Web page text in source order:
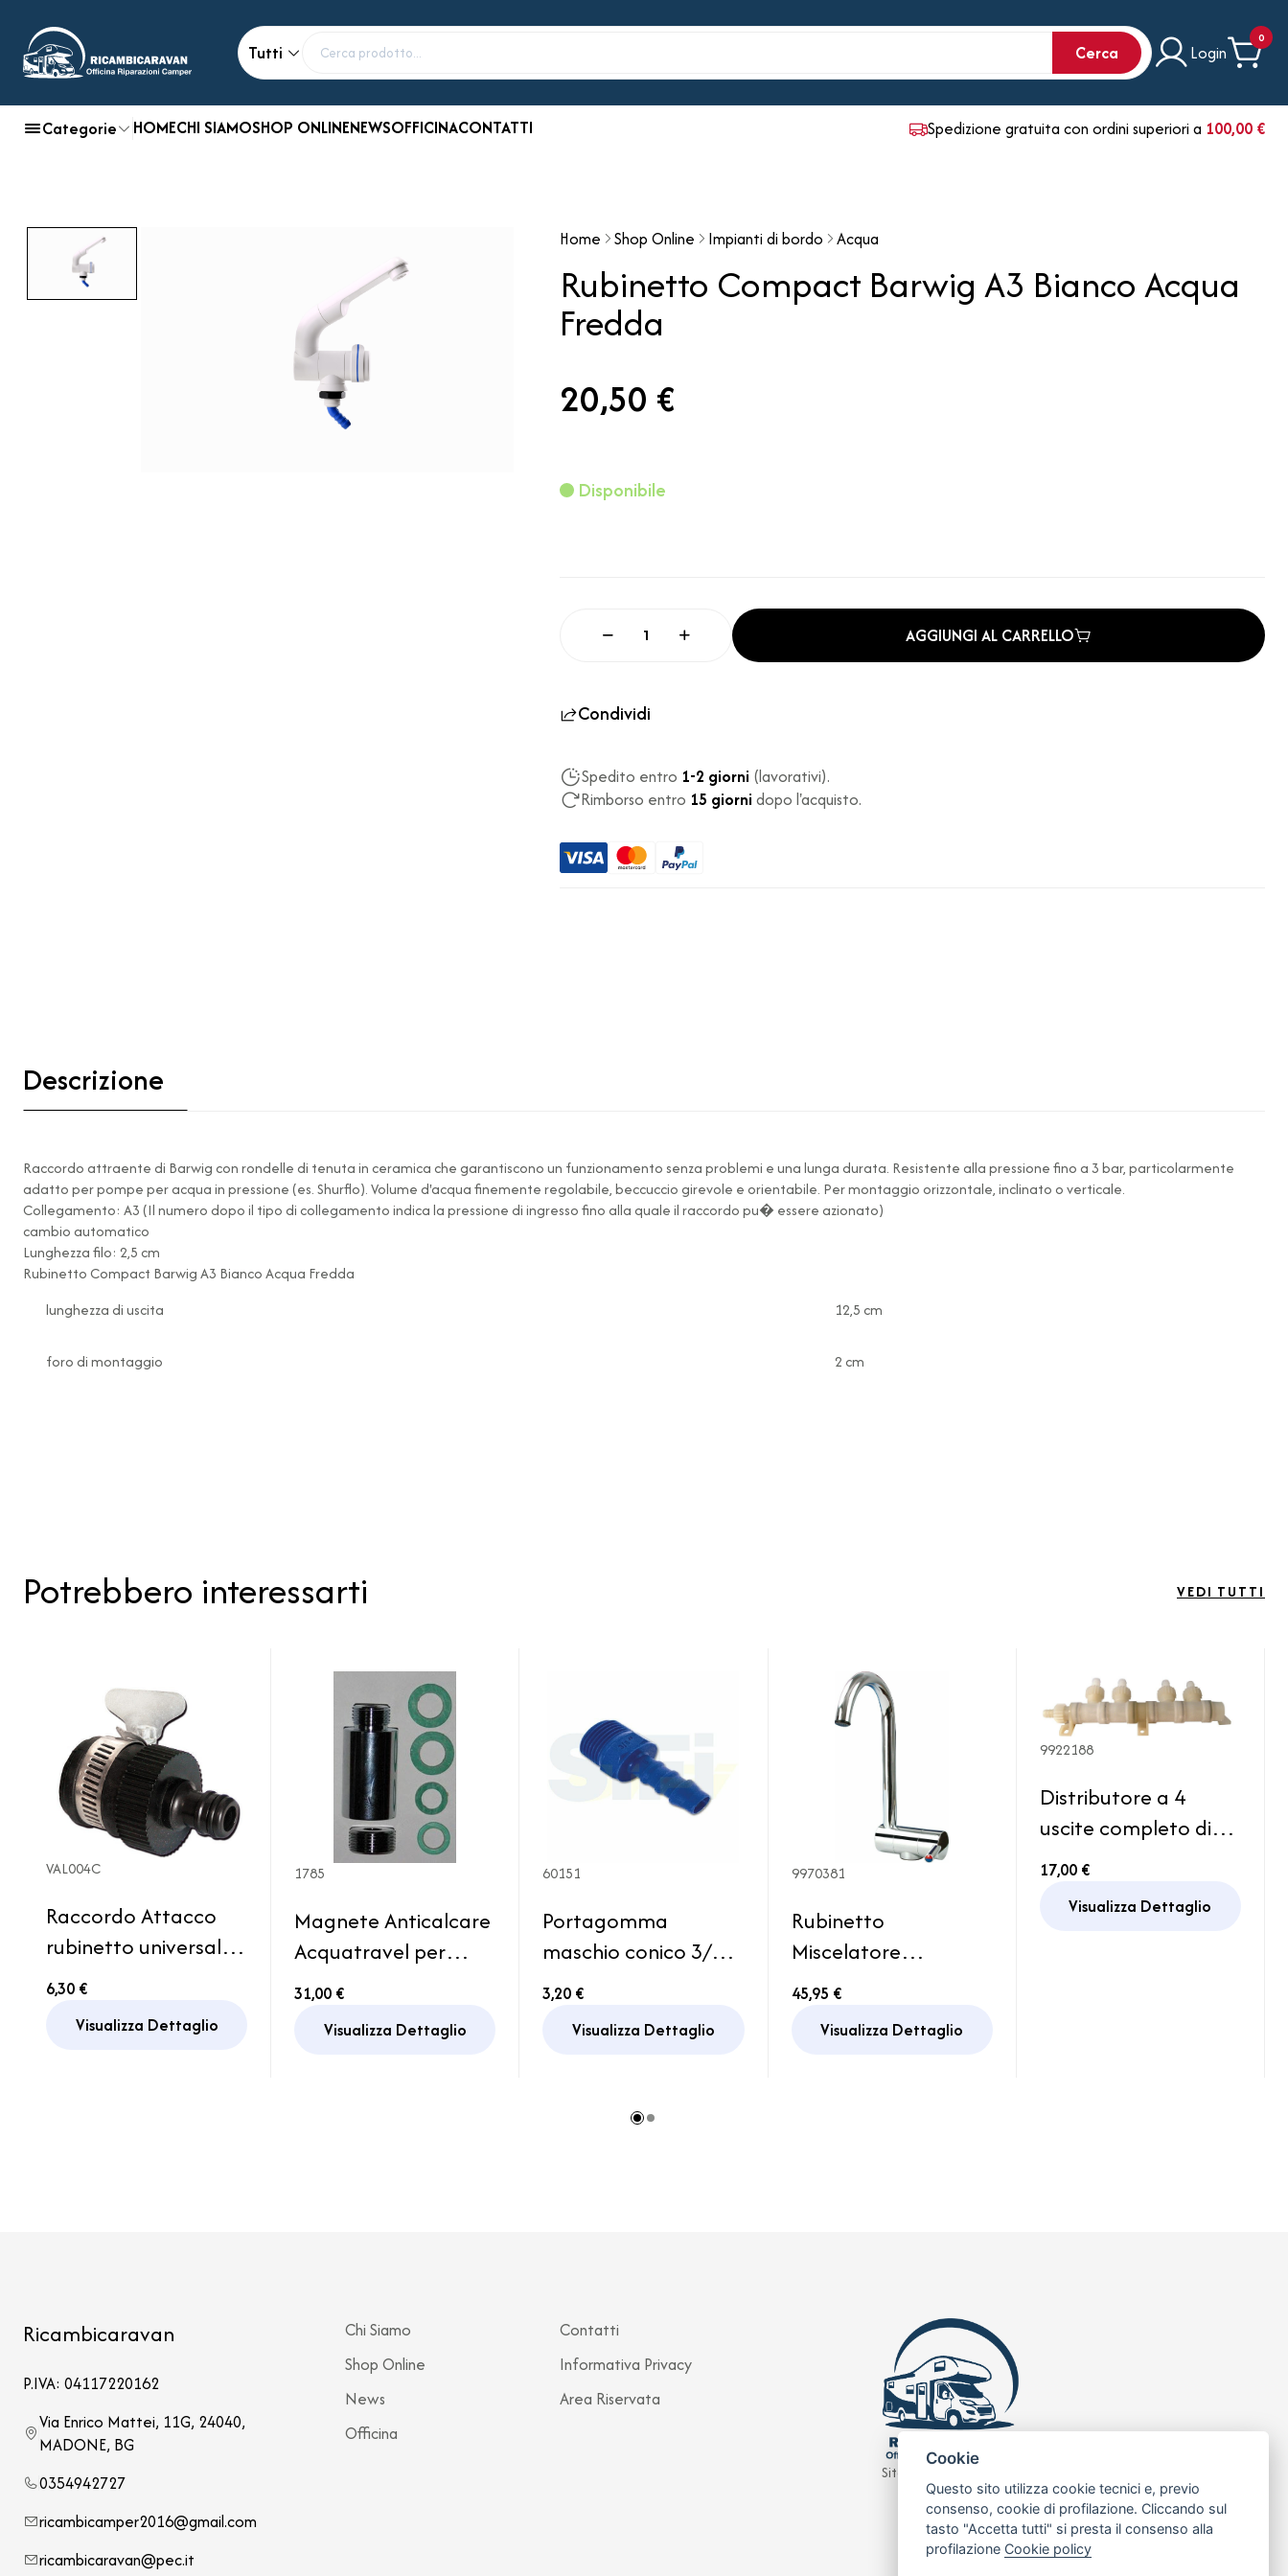
Tutti Cerca Login
0
Categorie HOMECHI SIAMOSHOP ONLINENEWSOFFICINACONTATTI Spedizione gratuita con ordini superiori a 100,00 €
Home Shop Online Impianti di bordo Acqua
Rubinetto Compact Barwig A3 Bianco Acqua
Fredda
20,50 €
Disponibile
AGGIUNGI AL CARRELLO
Condividi
Spedito entro 1-2 giorni (lavorativi).
Rimborso entro 15 giorni dopo l'acquisto.
Descrizione
Raccordo attraente di Barwig con rondelle di tenuta in ceramica che garantiscono un funzionamento senza problemi e una lunga durata. Resistente alla pressione fino a 3 bar, particolarmente
adatto per pompe per acqua in pressione (es. Shurflo). Volume d'acqua finemente regolabile, beccuccio girevole e orientabile. Per montaggio orizzontale, inclinato o verticale.
Collegamento: A3 (Il numero dopo il tipo di collegamento indica la pressione di ingresso fino alla quale il raccordo pu� essere azionato)
cambio automatico
Lunghezza filo: 2,5 cm
Rubinetto Compact Barwig A3 Bianco Acqua Fredda
lunghezza di uscita
12,5 cm
foro di montaggio 2 cm
Potrebbero interessarti VEDI TUTTI
VAL004C
Raccordo Attacco
rubinetto universale
Giardino Campeggio
Viaggio
6,30 €
Visualizza Dettaglio
1785
Magnete Anticalcare
Acquatravel per
Imbarcazioni
Caldaia Doccia
31,00 €
Visualizza Dettaglio
60151
Portagomma
maschio conico 3/8 x
12 Impianto
Camper
3,20 €
Visualizza Dettaglio
9970381
Rubinetto
Miscelatore
microchip elettrico
Lavandino
45,95 €
Visualizza Dettaglio
9922188
Distributore a 4
uscite completo di
dado e piedino di
Acqua
17,00 €
Visualizza Dettaglio
Ricambicaravan
P.IVA: 04117220162
Via Enrico Mattei, 11G, 24040,
MADONE, BG
0354942727
ricambicamper2016@gmail.com
ricambicaravan@pec.it
Chi Siamo
Shop Online
News
Officina
Contatti
Informativa Privacy
Area Riservata
Sito realizzato da
Cookie
Questo sito utilizza cookie tecnici e, previo
consenso, cookie di profilazione. Cliccando sul
tasto "Accetta tutti" si presta il consenso alla
profilazione Cookie policy